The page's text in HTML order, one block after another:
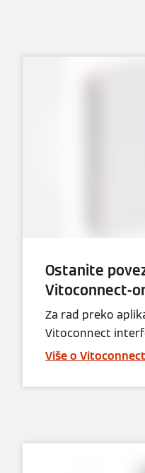
Ostanite
Vitoconnect-
Za rad preko
Vitoconnect
Više o